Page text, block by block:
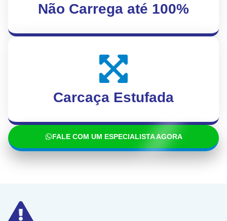
Não Carrega até 100%
Carcaça Estufada
FALE COM UM ESPECIALISTA AGORA